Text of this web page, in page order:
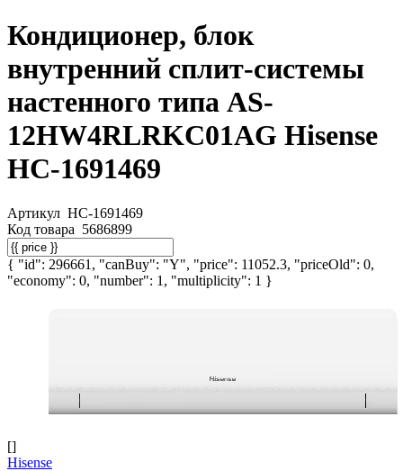
Кондиционер, блок
внутренний сплит-системы
настенного типа AS-
12HW4RLRKC01AG Hisense
НС-1691469
Артикул НС-1691469
Код товара 5686899
{ "id": 296661, "canBuy": "Y", "price": 11052.3, "priceOld": 0,
"economy": 0, "number": 1, "multiplicity": 1 }
[]
Hisense